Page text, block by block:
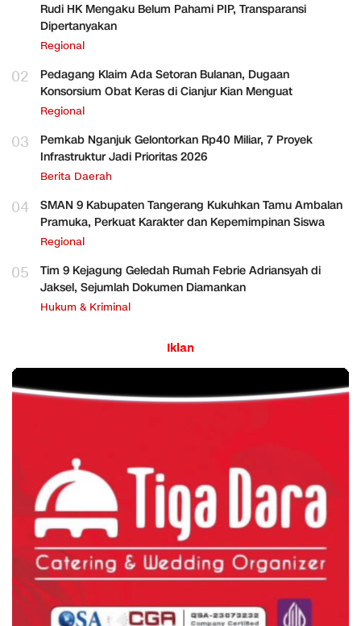
Rudi HK Mengaku Belum Pahami PIP, Transparansi
Dipertanyakan
Regional
02
Pedagang Klaim Ada Setoran Bulanan, Dugaan
Konsorsium Obat Keras di Cianjur Kian Menguat
Regional
03
Pemkab Nganjuk Gelontorkan Rp40 Miliar, 7 Proyek
Infrastruktur Jadi Prioritas 2026
Berita Daerah
04
SMAN 9 Kabupaten Tangerang Kukuhkan Tamu Ambalan
Pramuka, Perkuat Karakter dan Kepemimpinan Siswa
Regional
05
Tim 9 Kejagung Geledah Rumah Febrie Adriansyah di
Jaksel, Sejumlah Dokumen Diamankan
Hukum & Kriminal
Iklan